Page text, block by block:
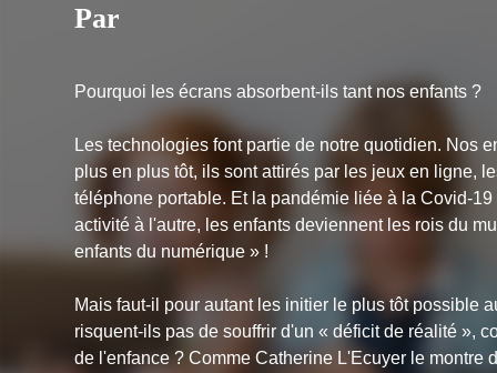
Par
Pourquoi les écrans absorbent-ils tant nos enfants ?
Les technologies font partie de notre quotidien. Nos
plus en plus tôt, ils sont attirés par les jeux en ligne,
téléphone portable. Et la pandémie liée à la Covid-
activité à l'autre, les enfants deviennent les rois du
enfants du numérique » !
Mais faut-il pour autant les initier le plus tôt possible
risquent-ils pas de souffrir d'un « déficit de réalité »,
de l'enfance ? Comme Catherine L'Ecuyer le montre